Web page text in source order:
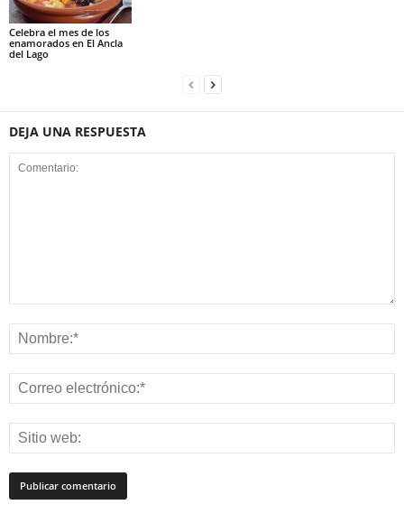
Celebra el mes de los
enamorados en El Ancla
del Lago
DEJA UNA RESPUESTA